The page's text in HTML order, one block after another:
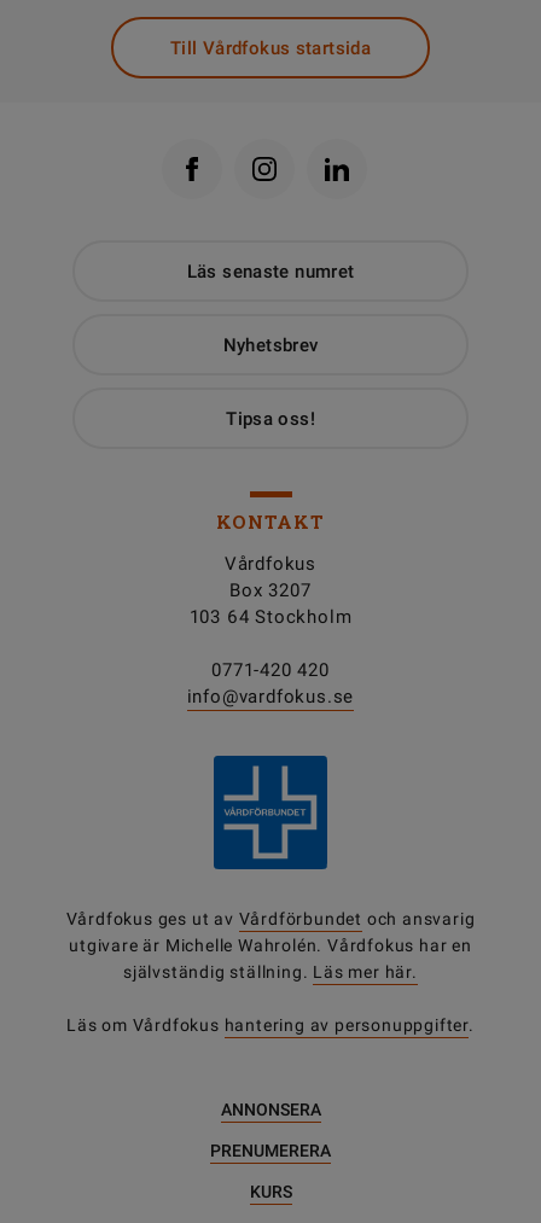
Till Vårdfokus startsida
Läs senaste numret
Nyhetsbrev
Tipsa oss!
KONTAKT
Vårdfokus
Box 3207
103 64 Stockholm
0771-420 420
info@vardfokus.se
Vårdfokus ges ut av Vårdförbundet och ansvarig
utgivare är Michelle Wahrolén. Vårdfokus har en
självständig ställning. Läs mer här.
Läs om Vårdfokus hantering av personuppgifter.
ANNONSERA
PRENUMERERA
KURS